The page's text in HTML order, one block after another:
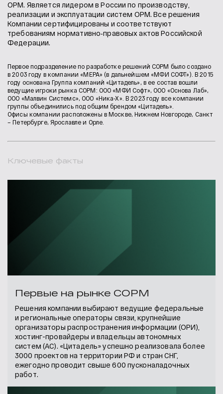
ОРМ. Является лидером в России по производству,
реализации и эксплуатации систем ОРМ. Все решения
Компании сертифицированы и соответствуют
требованиям нормативно‑правовых актов Российской
Федерации.​
Первое подразделение по разработке решений СОРМ было создано
в 2003 году в компании «МЕРА» (в дальнейшем «МФИ СОФТ»). В 2015
году основана Группа компаний «Цитадель», в ее состав вошли
ведущие игроки рынка СОРМ: OOO «МФИ Софт», OOO «Основа Лаб»,
ООО «Малвин Системс», ООО «Ника-Х». В 2023 году все компании
группы объединились под общим брендом «Цитадель».
Офисы компании расположены в Москве, Нижнем Новгороде, Санкт
– Петербурге, Ярославле и Орле.
Ключевые факты
Первые на рынке СОРМ
Решения компании выбирают ведущие федеральные
и региональные операторы связи, крупнейшие
организаторы распространения информации (ОРИ),
хостинг-провайдеры и владельцы автономных
систем (АС). «Цитадель» успешно реализовала более
3000 проектов на территории РФ и стран СНГ,
ежегодно проводит свыше 600 пусконаладочных
работ.